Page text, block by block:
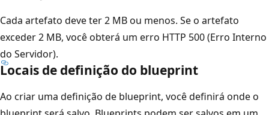
Cada artefato deve ter 2 MB ou menos. Se o artefato
exceder 2 MB, você obterá um erro HTTP 500 (Erro Interno
do Servidor).
Locais de definição do blueprint
Ao criar uma definição de blueprint, você definirá onde o